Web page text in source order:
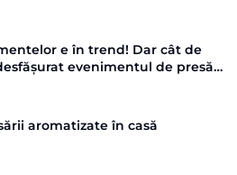
e în trend! Dar cât de
evenimentul de presă
aromatizate în casă